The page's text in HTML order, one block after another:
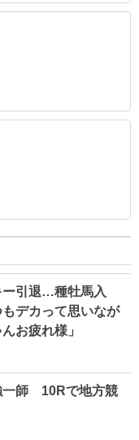
ー引退…種牡馬入
デカって思いなが
お疲れ様」
一師 10Rで地方競